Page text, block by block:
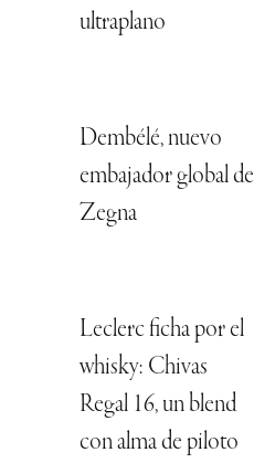
ultraplano
Dembélé, nuevo
embajador global de
Zegna
Leclerc ficha por el
whisky: Chivas
Regal 16, un blend
con alma de piloto